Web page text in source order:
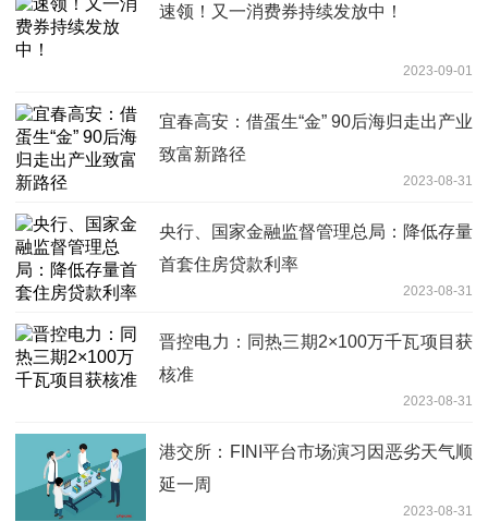
速领！又一消费券持续发放中！
2023-09-01
宜春高安：借蛋生“金” 90后海归走出产业
致富新路径
2023-08-31
央行、国家金融监督管理总局：降低存量
首套住房贷款利率
2023-08-31
晋控电力：同热三期2×100万千瓦项目获
核准
2023-08-31
港交所：FINI平台市场演习因恶劣天气顺
延一周
2023-08-31